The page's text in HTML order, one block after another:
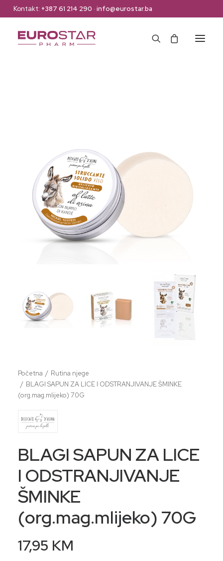
Kontakt: +387 61 214 290 · info@eurostar.ba
Kontakt
Početna
Rutina njege
BLAGI SAPUN ZA LICE I ODSTRANJIVANJE ŠMINKE
(org.mag.mlijeko) 70G
BLAGI SAPUN ZA LICE
I ODSTRANJIVANJE
ŠMINKE
(org.mag.mlijeko) 70G
17,95 KM